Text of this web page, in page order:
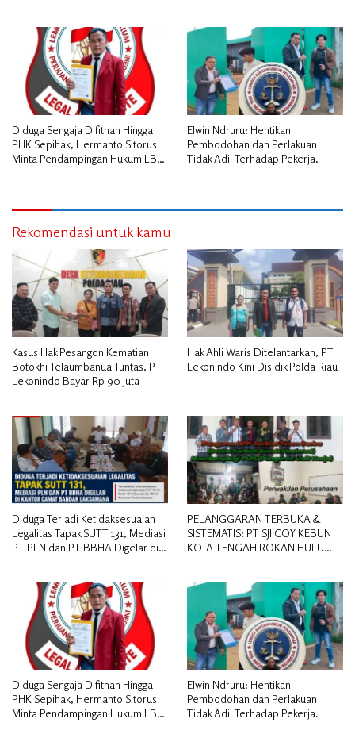
Diduga Sengaja Difitnah Hingga
PHK Sepihak, Hermanto Sitorus
Minta Pendampingan Hukum LBH
Elwin Ndruru: Hentikan
Pembodohan dan Perlakuan
Tidak Adil Terhadap Pekerja.
Rekomendasi untuk kamu
Kasus Hak Pesangon Kematian
Botokhi Telaumbanua Tuntas, PT
Lekonindo Bayar Rp 90 Juta
Hak Ahli Waris Ditelantarkan, PT
Lekonindo Kini Disidik Polda Riau
Diduga Terjadi Ketidaksesuaian
Legalitas Tapak SUTT 131, Mediasi
PT PLN dan PT BBHA Digelar di
PELANGGARAN TERBUKA &
SISTEMATIS: PT SJI COY KEBUN
KOTA TENGAH ROKAN HULU
Diduga Sengaja Difitnah Hingga
PHK Sepihak, Hermanto Sitorus
Minta Pendampingan Hukum LBH
Elwin Ndruru: Hentikan
Pembodohan dan Perlakuan
Tidak Adil Terhadap Pekerja.